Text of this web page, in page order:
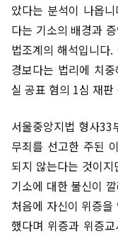
았다는 분석이 나옵
다는 기소의 배경과
법조계의 해석입니다
경보다는 법리에 치
실 공표 혐의 1심 재
서울중앙지법 형사33
무죄를 선고한 주된
되지 않는다는 것이
기소에 대한 불신이
처음에 자신이 위증
했다며 위증과 위증